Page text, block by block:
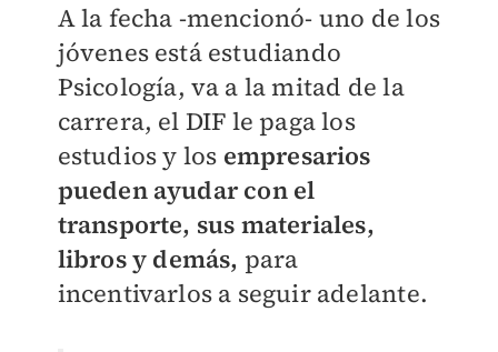
A la fecha -mencionó- uno de los
jóvenes está estudiando
Psicología, va a la mitad de la
carrera, el DIF le paga los
estudios y los empresarios
pueden ayudar con el
transporte, sus materiales,
libros y demás, para
incentivarlos a seguir adelante.